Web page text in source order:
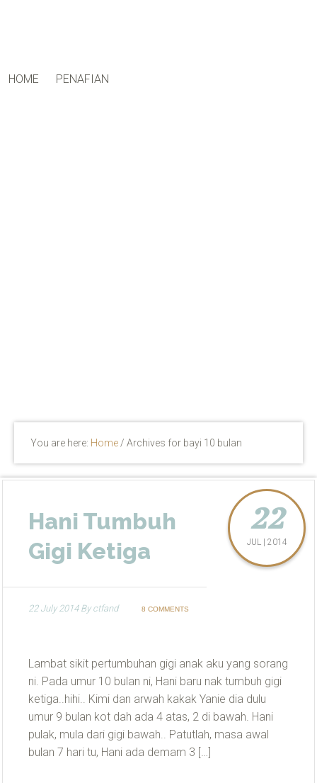
HOME PENAFIAN
You are here: Home / Archives for bayi 10 bulan
Hani Tumbuh
Gigi Ketiga
22
JUL | 2014
22 July 2014Byctfand 8 COMMENTS
Lambat sikit pertumbuhan gigi anak aku yang sorang
ni. Pada umur 10 bulan ni, Hani baru nak tumbuh gigi
ketiga..hihi.. Kimi dan arwah kakak Yanie dia dulu
umur 9 bulan kot dah ada 4 atas, 2 di bawah. Hani
pulak, mula dari gigi bawah.. Patutlah, masa awal
bulan 7 hari tu, Hani ada demam 3 […]